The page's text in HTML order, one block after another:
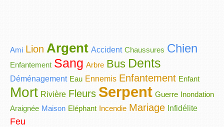
Ami Lion Argent Accident Chaussures Chien
Enfantement Sang Arbre Bus Dents
Déménagement Eau Ennemis Enfantement Enfant
Mort Rivière Fleurs Serpent Guerre Inondation
Araignée Maison Eléphant Incendie Mariage Infidélite
Feu